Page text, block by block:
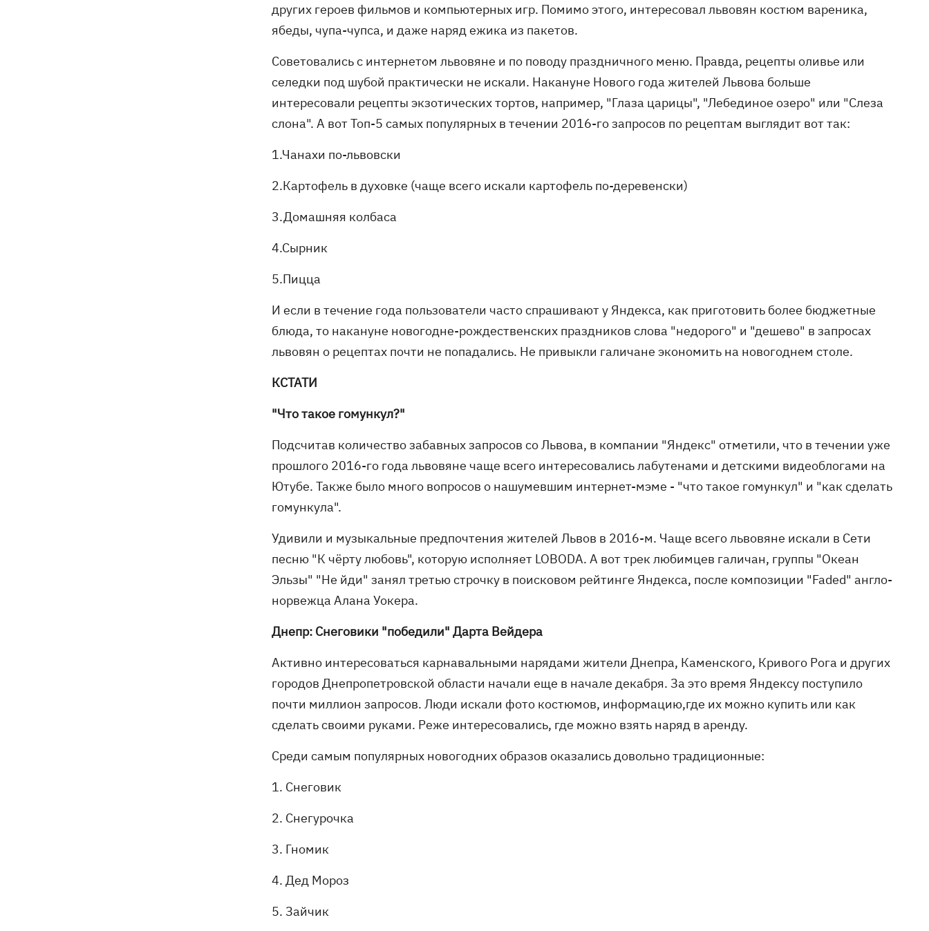
других героев фильмов и компьютерных игр. Помимо этого, интересовал львовян костюм вареника,
ябеды, чупа-чупса, и даже наряд ежика из пакетов.
Советовались с интернетом львовяне и по поводу праздничного меню. Правда, рецепты оливье или
селедки под шубой практически не искали. Накануне Нового года жителей Львова больше
интересовали рецепты экзотических тортов, например, "Глаза царицы", "Лебединое озеро" или "Слеза
слона". А вот Топ-5 самых популярных в течении 2016-го запросов по рецептам выглядит вот так:
1.Чанахи по-львовски
2.Картофель в духовке (чаще всего искали картофель по-деревенски)
3.Домашняя колбаса
4.Сырник
5.Пицца
И если в течение года пользователи часто спрашивают у Яндекса, как приготовить более бюджетные
блюда, то накануне новогодне-рождественских праздников слова "недорого" и "дешево" в запросах
львовян о рецептах почти не попадались. Не привыкли галичане экономить на новогоднем столе.
КСТАТИ
"Что такое гомункул?"
Подсчитав количество забавных запросов со Львова, в компании "Яндекс" отметили, что в течении уже
прошлого 2016-го года львовяне чаще всего интересовались лабутенами и детскими видеоблогами на
Ютубе. Также было много вопросов о нашумевшим интернет-мэме - "что такое гомункул" и "как сделать
гомункула".
Удивили и музыкальные предпочтения жителей Львов в 2016-м. Чаще всего львовяне искали в Сети
песню "К чёрту любовь", которую исполняет LOBODA. А вот трек любимцев галичан, группы "Океан
Эльзы" "Не йди" занял третью строчку в поисковом рейтинге Яндекса, после композиции "Faded" англо-
норвежца Алана Уокера.
Днепр: Снеговики "победили" Дарта Вейдера
Активно интересоваться карнавальными нарядами жители Днепра, Каменского, Кривого Рога и других
городов Днепропетровской области начали еще в начале декабря. За это время Яндексу поступило
почти миллион запросов. Люди искали фото костюмов, информацию,где их можно купить или как
сделать своими руками. Реже интересовались, где можно взять наряд в аренду.
Среди самым популярных новогодних образов оказались довольно традиционные:
1. Снеговик
2. Снегурочка
3. Гномик
4. Дед Мороз
5. Зайчик